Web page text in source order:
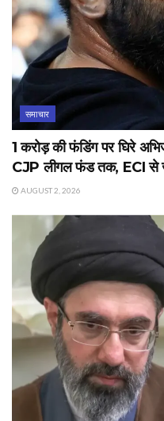
समाचार
1 करोड़ की फंडिंग पर घिरे
CJP लीगल फंड तक, ECI से
AUGUST 2, 2026